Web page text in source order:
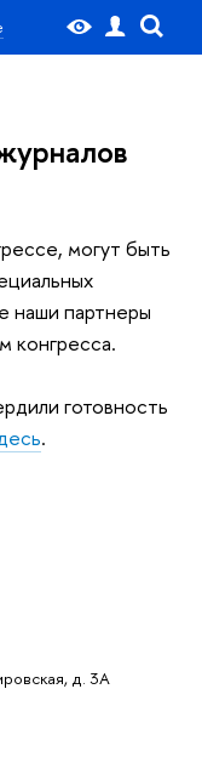
д. 3А
могут быть
наши партнеры
конгресса.
готовность
.